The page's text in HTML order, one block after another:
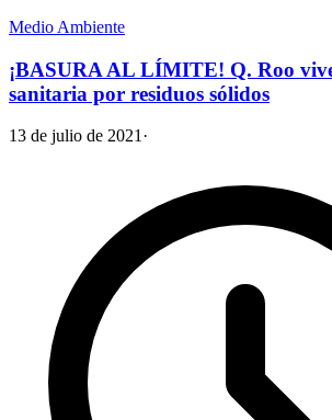
Medio Ambiente
¡BASURA AL LÍMITE! Q. Roo
sanitaria por residuos sólidos
13 de julio de 2021 ·